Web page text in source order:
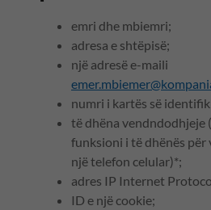
emri dhe mbiemri;
adresa e shtëpisë;
një adresë e-maili
numri i kartës së
të dhëna vendndodhjeje
funksioni i të dhënës
një telefon celular)*;
adres IP Internet
ID e një cookie;